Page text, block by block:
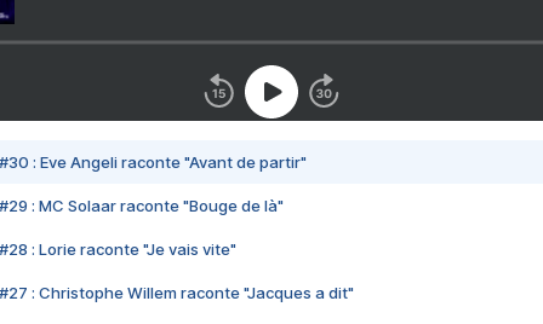
#30 : Eve Angeli raconte "Avant de partir"
#29 : MC Solaar raconte "Bouge de là"
#28 : Lorie raconte "Je vais vite"
#27 : Christophe Willem raconte "Jacques a dit"